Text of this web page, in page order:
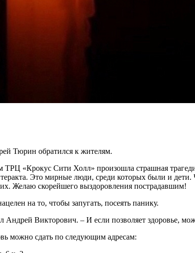
Тюрин обратился к жителям.
ТРЦ «Крокус Сити Холл» произошла страшная
теракта. Это мирные люди, среди которых были и
Желаю скорейшего выздоровления пострадавшим!
на то, чтобы запугать, посеять панику.
Викторович. – И если позволяет здоровье,
можно сдать по следующим адресам: